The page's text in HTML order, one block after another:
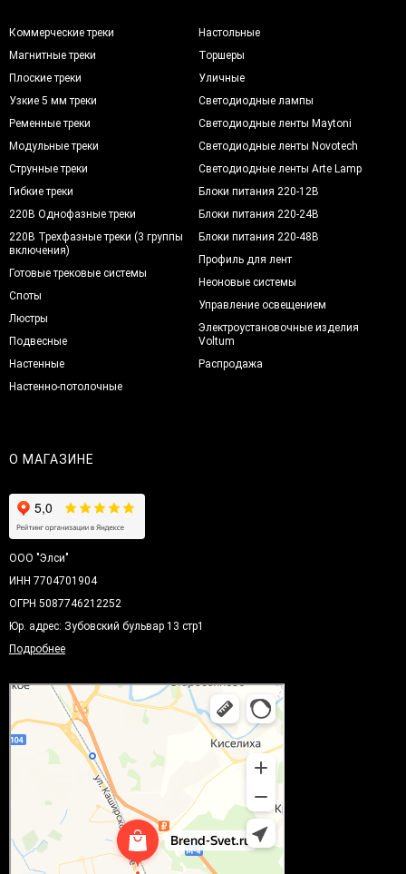
Коммерческие треки
Магнитные треки
Плоские треки
Узкие 5 мм треки
Ременные треки
Модульные треки
Струнные треки
Гибкие треки
220В Однофазные треки
220В Трехфазные треки (3 группы
включения)
Готовые трековые системы
Споты
Люстры
Подвесные
Настенные
Настенно-потолочные
Настольные
Торшеры
Уличные
Светодиодные лампы
Светодиодные ленты Maytoni
Светодиодные ленты Novotech
Светодиодные ленты Arte Lamp
Блоки питания 220-12В
Блоки питания 220-24В
Блоки питания 220-48В
Профиль для лент
Неоновые системы
Управление освещением
Электроустановочные изделия
Voltum
Распродажа
О МАГАЗИНЕ
ООО "Элси"
ИНН 7704701904
ОГРН 5087746212252
Юр. адрес: Зубовский бульвар 13 стр1
Подробнее